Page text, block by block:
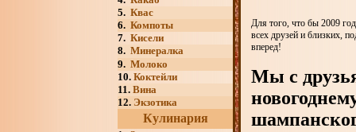
5. Квас
6. Компоты
7. Кисели
8. Минералка
9. Молоко
10. Коктейли
11. Вина
12. Экзотика
Кулинария
Для того, что бы 2009
всех друзей и близких,
вперед!
Мы с